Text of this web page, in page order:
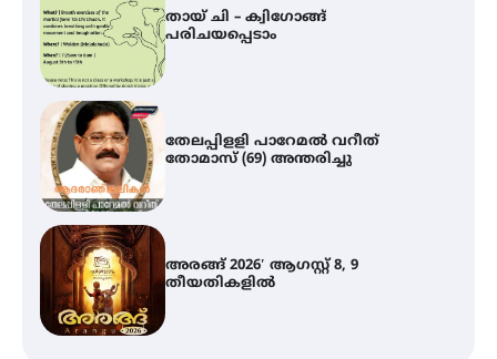
തായ് ചി – ക്വിഗോങ്ങ്
പരിചയപ്പെടാം
തേലപ്പിളളി പാറേമൽ വറീത്
തോമാസ് (69) അന്തരിച്ചു
അരങ്ങ് 2026′ ആഗസ്റ്റ് 8, 9
തീയതികളിൽ